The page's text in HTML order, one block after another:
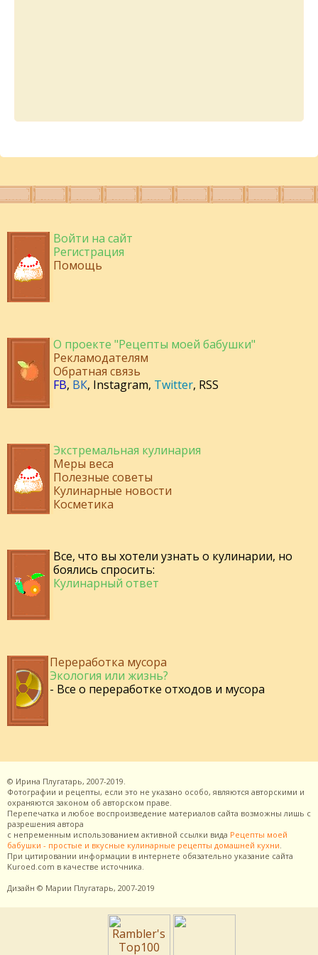
Войти на сайт
Регистрация
Помощь
О проекте "Рецепты моей бабушки"
Рекламодателям
Обратная связь
FB, ВК, Instagram, Twitter, RSS
Экстремальная кулинария
Меры веса
Полезные советы
Кулинарные новости
Косметика
Все, что вы хотели узнать о кулинарии, но
боялись спросить:
Кулинарный ответ
Переработка мусора
Экология или жизнь?
- Все о переработке отходов и мусора
© Ирина Плугатарь, 2007-2019.
Фотографии и рецепты, если это не указано особо, являются авторскими и
охраняются законом об авторском праве.
Перепечатка и любое воспроизведение материалов сайта возможны лишь с
разрешения автора
с непременным использованием активной ссылки вида Рецепты моей
бабушки - простые и вкусные кулинарные рецепты домашней кухни
При цитировании информации в интернете обязательно указание сайта
Kuroed.com в качестве источника.
Дизайн © Марии Плугатарь, 2007-2019